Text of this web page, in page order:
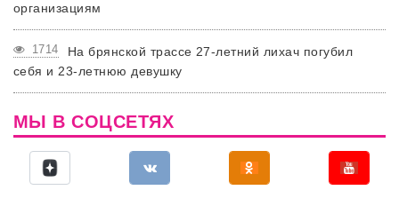
организациям
1714
На брянской трассе 27-летний лихач погубил
себя и 23-летнюю девушку
МЫ В СОЦСЕТЯХ